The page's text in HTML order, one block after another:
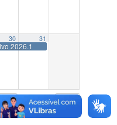
2026.1
30 31